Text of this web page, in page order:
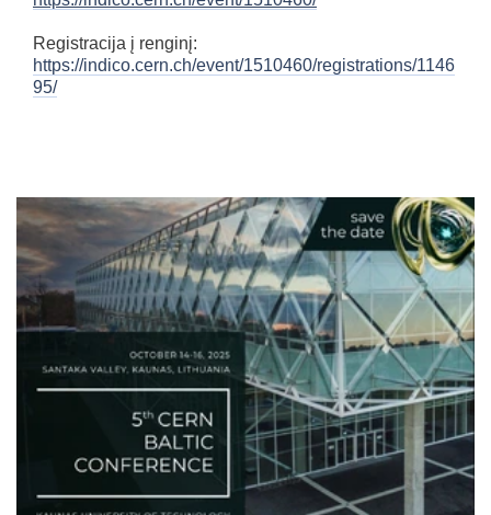
Registracija į renginį:
https://indico.cern.ch/event/1510460/registrations/1146
95/